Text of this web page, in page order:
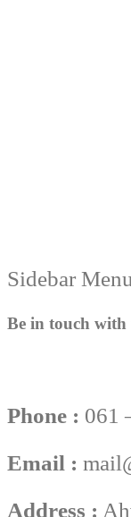
Be in touch with
Phone : 061
Email :
Address :